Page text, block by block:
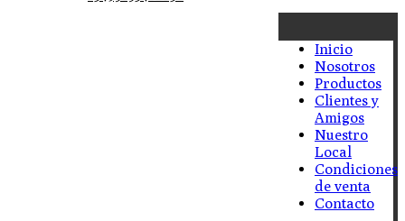
Inicio
Nosotros
Productos
Clientes y
Amigos
Nuestro
Local
Condiciones
de venta
Contacto